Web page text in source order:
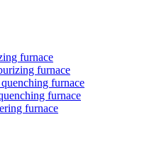
furnace
furnace
furnace
furnace
furnace